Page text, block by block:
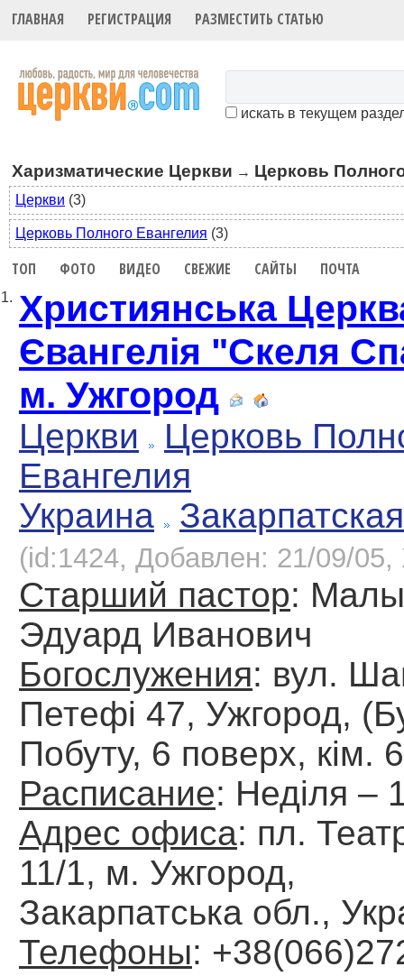
ГЛАВНАЯ РЕГИСТРАЦИЯ РАЗМЕСТИТЬ СТАТЬЮ
искать в текущем
Харизматические Церкви → Церковь
Церкви (3)
Церковь Полного Евангелия (3)
ТОП ФОТО ВИДЕО СВЕЖИЕ САЙТЫ ПОЧТА
1. Християнська
Євангелія "Скеля
м. Ужгород
Церкви
Церковь
Евангелия
Украина
Закарпатская
(id:1424, Добавлен: 21/09/05,
Старший пастор:
Эдуард Иванович
Богослужения: вул.
Петефі 47, Ужгород,
Побуту, 6 поверх, кім.
Расписание: Неділя –
Адрес офиса: пл.
11/1, м. Ужгород,
Закарпатська обл.,
Телефоны: